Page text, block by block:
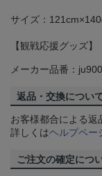
サイズ：
【観戦応援グッズ】
メーカー品番：
返品・交換につい
お客様都合による返
詳しくはヘルプペー
ご注文の確定につ